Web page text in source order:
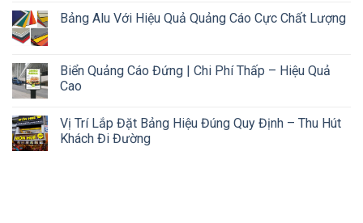
Bảng Alu Với Hiệu Quả Quảng Cáo Cực Chất Lượng
Biển Quảng Cáo Đứng | Chi Phí Thấp – Hiệu Quả
Cao
Vị Trí Lắp Đặt Bảng Hiệu Đúng Quy Định – Thu Hút
Khách Đi Đường